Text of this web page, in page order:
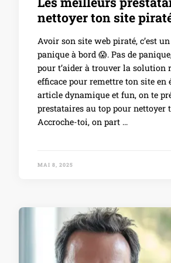
nettoyer ton site
Avoir son site web piraté, c’est
panique à bord 😱. Pas de
pour t’aider à trouver la solution
efficace pour remettre ton site en
article dynamique et fun, on te
prestataires au top pour nettoyer
Accroche-toi, on part …
MAI 8, 2025